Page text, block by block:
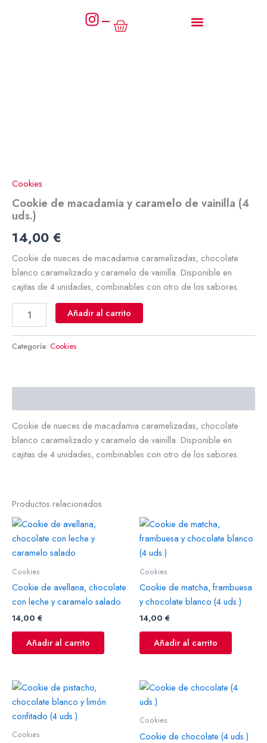
Cart
Cookies
Cookie de macadamia y caramelo de vainilla (4
uds.)
14,00 €
Cookie de nueces de macadamia caramelizadas, chocolate
blanco caramelizado y caramelo de vainilla. Disponible en
cajitas de 4 unidades, combinables con otro de los sabores.
uds.)
cantidad
Añadir al carrito
Categoría: Cookies
Cookie de nueces de macadamia caramelizadas, chocolate
blanco caramelizado y caramelo de vainilla. Disponible en
cajitas de 4 unidades, combinables con otro de los sabores.
Productos relacionados
Cookies
Cookie de avellana, chocolate
con leche y caramelo salado
14,00 €
Añadir al carrito
Cookies
Cookie de matcha, frambuesa
y chocolate blanco (4 uds.)
14,00 €
Añadir al carrito
Cookies
Cookies
Cookie de chocolate (4 uds.)